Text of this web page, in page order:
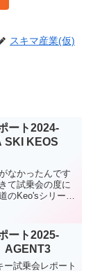
スキマ産業(仮)
ート2024-
SKI KEOS
なかったんです
て試乗会の度に
のKeo'sシリー
ート2025-
ー試乗会レポート